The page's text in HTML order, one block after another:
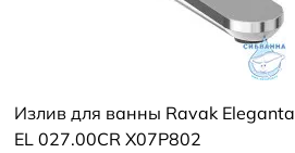
Излив для ванны Ravak Eleganta
EL 027.00CR X07P802